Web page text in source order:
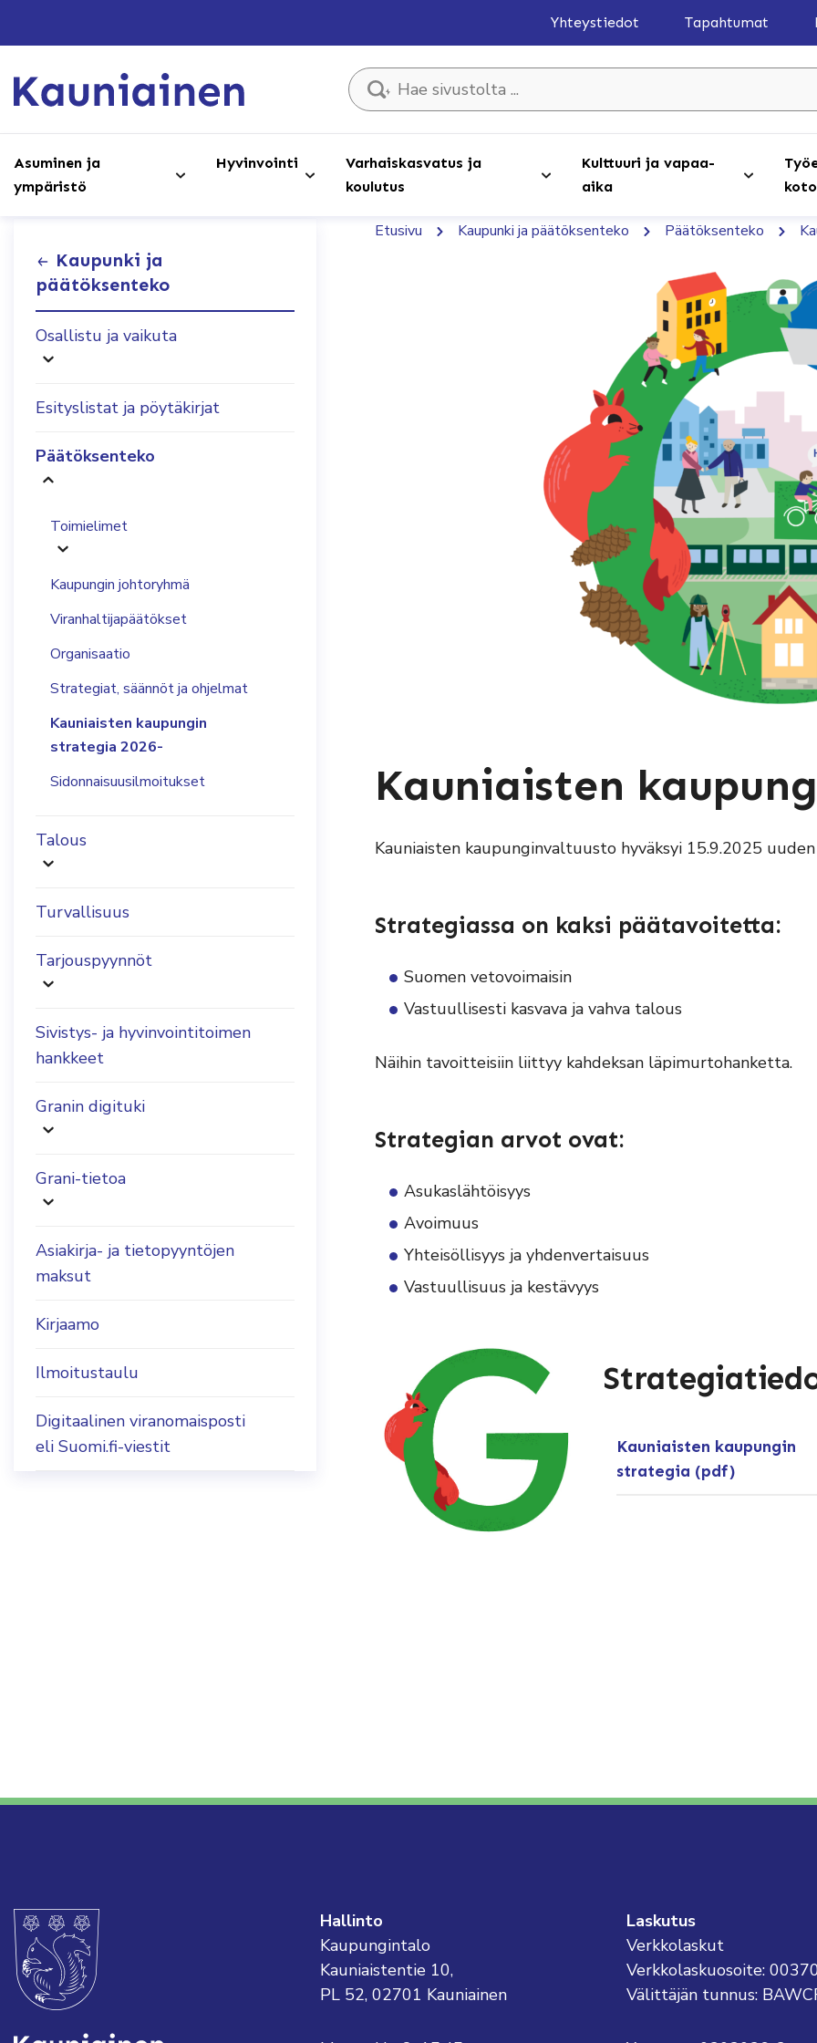
Yhteystiedot Tapahtumat
Hae sivustolta ...
Asuminen ja
ympäristö
Hyvinvointi
Varhaiskasvatus ja
koulutus
Kulttuuri ja vapaa-
aika
Kaupunki ja
päätöksenteko
Osallistu ja vaikuta
Esityslistat ja pöytäkirjat
Päätöksenteko
Toimielimet
Kaupungin johtoryhmä
Viranhaltijapäätökset
Organisaatio
Strategiat, säännöt ja ohjelmat
Kauniaisten kaupungin
strategia 2026-
Sidonnaisuusilmoitukset
Talous
Turvallisuus
Tarjouspyynnöt
Sivistys- ja hyvinvointitoimen
hankkeet
Granin digituki
Grani-tietoa
Asiakirja- ja tietopyyntöjen
maksut
Kirjaamo
Ilmoitustaulu
Digitaalinen viranomaisposti
eli Suomi.fi-viestit
Etusivu Kaupunki ja päätöksenteko Päätöksenteko
Kauniaisten
Kauniaisten kaupunginvaltuusto hyväksyi 15.9.2025
Strategiassa on kaksi päätavoitetta:
Suomen vetovoimaisin
Vastuullisesti kasvava ja vahva talous
Näihin tavoitteisiin liittyy kahdeksan läpimurtohanketta.
Strategian arvot ovat:
Asukaslähtöisyys
Avoimuus
Yhteisöllisyys ja yhdenvertaisuus
Vastuullisuus ja kestävyys
Kauniaisten kaupungin
strategia (pdf)
Hallinto
Kaupungintalo
Kauniaistentie 10,
PL 52, 02701 Kauniainen
Laskutus
Verkkolaskut
Verkkolaskuosoite:
Välittäjän tunnus: